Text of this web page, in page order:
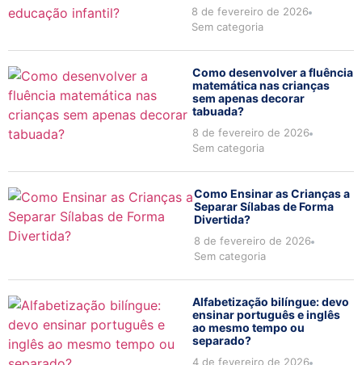
8 de fevereiro de 2026
Sem categoria
Como desenvolver a fluência
matemática nas crianças
sem apenas decorar
tabuada?
8 de fevereiro de 2026
Sem categoria
Como Ensinar as Crianças a
Separar Sílabas de Forma
Divertida?
8 de fevereiro de 2026
Sem categoria
Alfabetização bilíngue: devo
ensinar português e inglês
ao mesmo tempo ou
separado?
4 de fevereiro de 2026